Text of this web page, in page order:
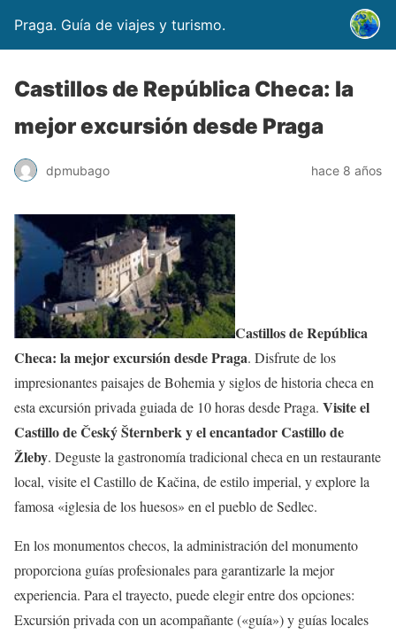
Praga. Guía de viajes y turismo.
Castillos de República Checa: la
mejor excursión desde Praga
dpmubago hace 8 años
Castillos de República
Checa: la mejor excursión desde Praga. Disfrute de los
impresionantes paisajes de Bohemia y siglos de historia checa en
esta excursión privada guiada de 10 horas desde Praga. Visite el
Castillo de Český Šternberk y el encantador Castillo de
Žleby. Deguste la gastronomía tradicional checa en un restaurante
local, visite el Castillo de Kačina, de estilo imperial, y explore la
famosa «iglesia de los huesos» en el pueblo de Sedlec.
En los monumentos checos, la administración del monumento
proporciona guías profesionales para garantizarle la mejor
experiencia. Para el trayecto, puede elegir entre dos opciones:
Excursión privada con un acompañante («guía») y guías locales